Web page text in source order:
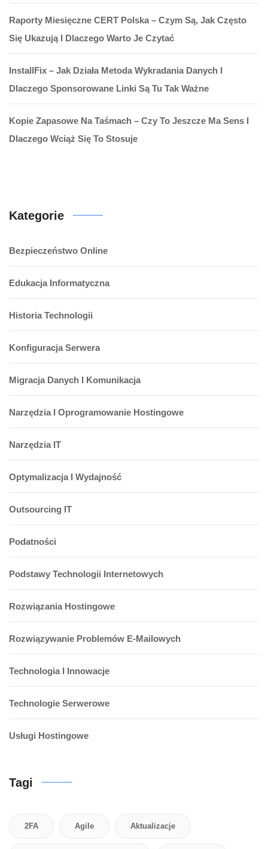
Raporty Miesięczne CERT Polska – Czym Są, Jak Często
Się Ukazują I Dlaczego Warto Je Czytać
InstallFix – Jak Działa Metoda Wykradania Danych I
Dlaczego Sponsorowane Linki Są Tu Tak Ważne
Kopie Zapasowe Na Taśmach – Czy To Jeszcze Ma Sens I
Dlaczego Wciąż Się To Stosuje
Kategorie
Bezpieczeństwo Online
Edukacja Informatyczna
Historia Technologii
Konfiguracja Serwera
Migracja Danych I Komunikacja
Narzędzia I Oprogramowanie Hostingowe
Narzędzia IT
Optymalizacja I Wydajność
Outsourcing IT
Podatności
Podstawy Technologii Internetowych
Rozwiązania Hostingowe
Rozwiązywanie Problemów E-Mailowych
Technologia I Innowacje
Technologie Serwerowe
Usługi Hostingowe
Tagi
2FA Agile Aktualizacje